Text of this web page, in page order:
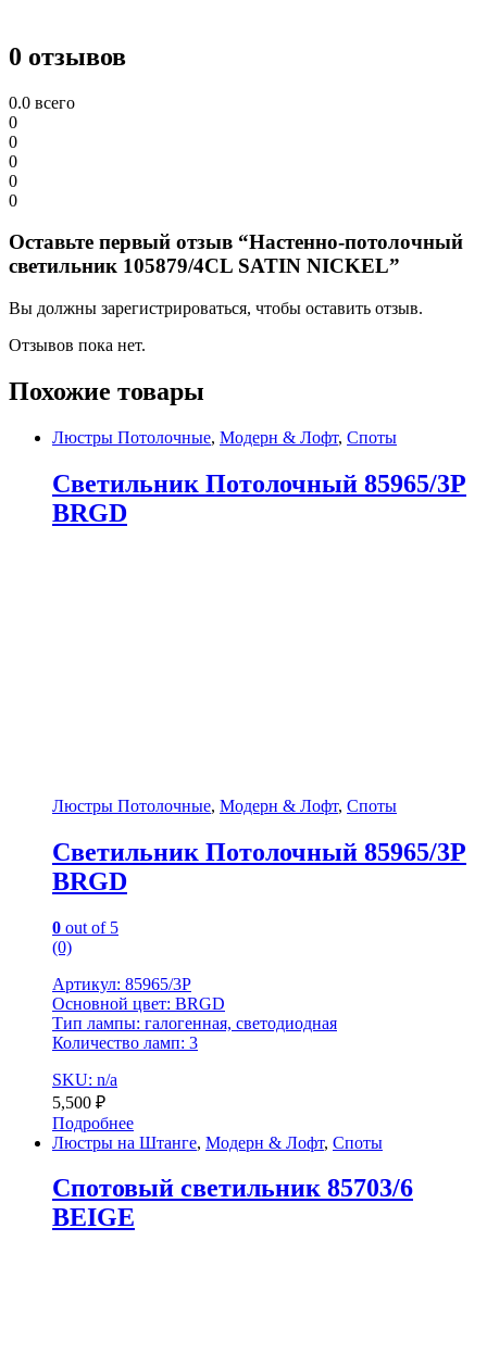
0 отзывов
0.0 всего
0
0
0
0
0
Оставьте первый отзыв “Настенно-потолочный
светильник 105879/4CL SATIN NICKEL”
Вы должны зарегистрироваться, чтобы оставить отзыв.
Отзывов пока нет.
Похожие товары
Люстры Потолочные, Модерн & Лофт, Споты
Светильник Потолочный 85965/3P
BRGD
Люстры Потолочные, Модерн & Лофт, Споты
Светильник Потолочный 85965/3P
BRGD
0 out of 5
(0)
Артикул: 85965/3P
Основной цвет: BRGD
Тип лампы: галогенная, светодиодная
Количество ламп: 3
SKU: n/a
5,500 ₽
Подробнее
Люстры на Штанге, Модерн & Лофт, Споты
Спотовый светильник 85703/6
BEIGE